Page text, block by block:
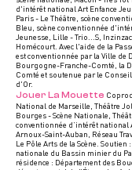
d'intérêt national Art Enfance
Paris - Le Théâtre, scène
Bleu, scène conventionnée
Jeunesse, Lille - Trio...S,
Homécourt. Avec l'aide de la
est conventionnée par la Ville
Bourgogne-Franche-Comté, la
Comté et soutenue par le
d'Or.
Jouer La Mouette
National de Marseille, Théâtre
Bourges - Scène Nationale,
conventionnée d’intérêt national
Arnoux-Saint-Auban, Réseau
Le Pôle Arts de la Scène.
nationale du Bassin minier du
résidence : Département des